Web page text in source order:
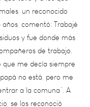
y fue donde más
de trabajo.
me decía siempre
no está, pero me
a la comuna”. A
se los reconoció